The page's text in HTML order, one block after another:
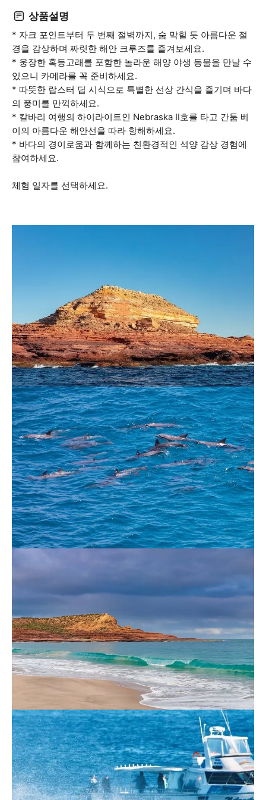
상품설명
* 자크 포인트부터 두 번째 절벽까지, 숨 막힐 듯 아름다운 절
경을 감상하며 짜릿한 해안 크루즈를 즐겨보세요.
* 웅장한 혹등고래를 포함한 놀라운 해양 야생 동물을 만날 수
있으니 카메라를 꼭 준비하세요.
* 따뜻한 랍스터 딥 시식으로 특별한 선상 간식을 즐기며 바다
의 풍미를 만끽하세요.
* 칼바리 여행의 하이라이트인 Nebraska II호를 타고 간툼 베
이의 아름다운 해안선을 따라 항해하세요.
* 바다의 경이로움과 함께하는 친환경적인 석양 감상 경험에
참여하세요.
체험 일자를 선택하세요.